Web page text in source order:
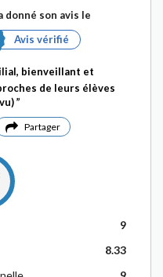
donné son avis le
Avis vérifié
bienveillant et
de leurs élèves
Partager
9
8.33